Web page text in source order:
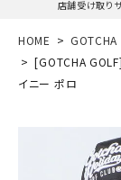
店舗受け取り
新規会員登録｜ロ
ご利用ガイド
HOME
GOTCHA
[GOTCHA
イニー ポロ